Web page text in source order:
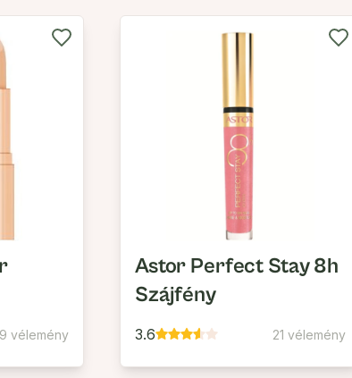
9 vélemény
Astor Perfect Stay 8h
Szájfény
3.6 21 vélemény